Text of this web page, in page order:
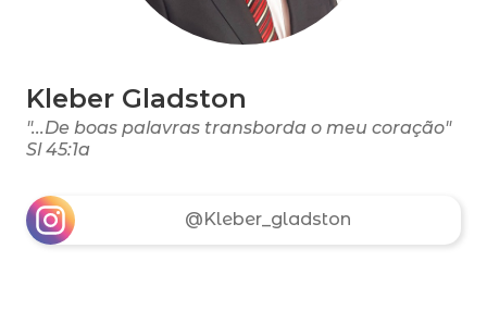
Kleber Gladston
"...De boas palavras transborda o meu coração"
Sl 45:1a
@Kleber_gladston